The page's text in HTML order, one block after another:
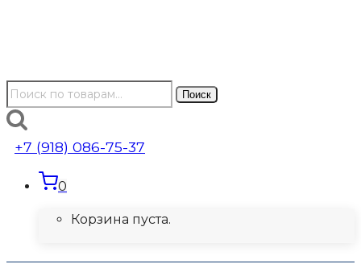
Искать: Поиск
+7 (918) 086-75-37
0
Корзина пуста.